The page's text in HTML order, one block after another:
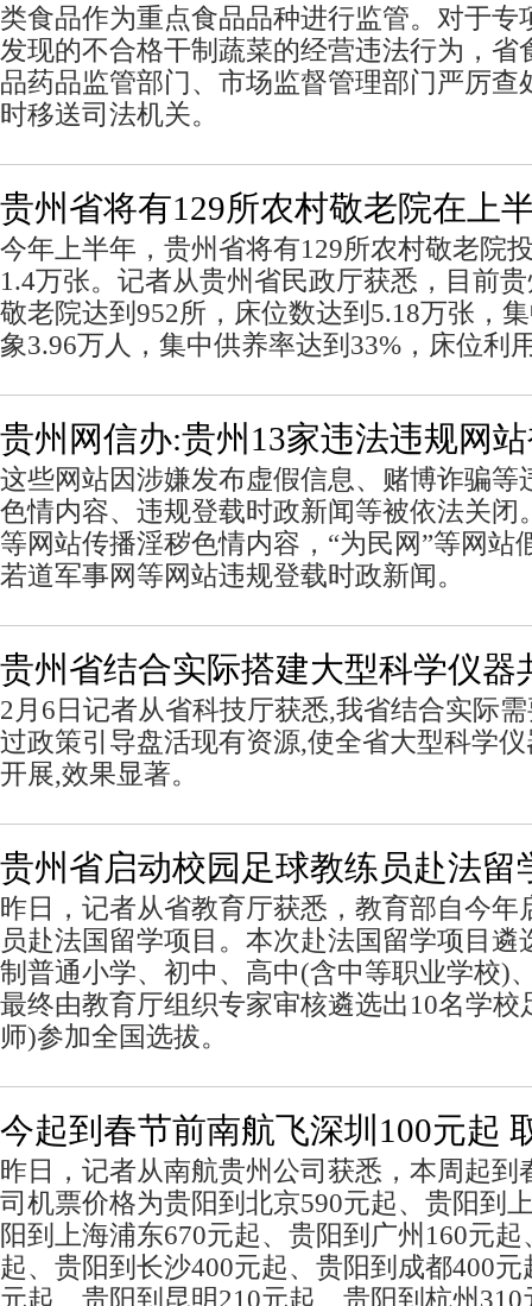
类食品作为重点食品品种进行监管。对于专
发现的不合格干制蔬菜的经营违法行为，省
品药品监管部门、市场监督管理部门严厉查
时移送司法机关。
贵州省将有129所农村敬老院在上
今年上半年，贵州省将有129所农村敬老院
1.4万张。记者从贵州省民政厅获悉，目前
敬老院达到952所，床位数达到5.18万张，
象3.96万人，集中供养率达到33%，床位利
贵州网信办:贵州13家违法违规网
这些网站因涉嫌发布虚假信息、赌博诈骗等
色情内容、违规登载时政新闻等被依法关闭
等网站传播淫秽色情内容，“为民网”等网站
若道军事网等网站违规登载时政新闻。
贵州省结合实际搭建大型科学仪器
2月6日记者从省科技厅获悉,我省结合实际
过政策引导盘活现有资源,使全省大型科学
开展,效果显著。
贵州省启动校园足球教练员赴法留
昨日，记者从省教育厅获悉，教育部自今年
员赴法国留学项目。本次赴法国留学项目遴
制普通小学、初中、高中(含中等职业学校)
最终由教育厅组织专家审核遴选出10名学校
师)参加全国选拔。
今起到春节前南航飞深圳100元起
昨日，记者从南航贵州公司获悉，本周起到
司机票价格为贵阳到北京590元起、贵阳到
阳到上海浦东670元起、贵阳到广州160元
起、贵阳到长沙400元起、贵阳到成都400
元起、贵阳到昆明210元起、贵阳到杭州